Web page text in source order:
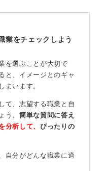
評価を左右する
語り方次第で十分に評
です。
説明すると説得力が
なります。
業をチェックしよう
を選ぶことが大切で
と、イメージとのギャ
まいます。
て、志望する職業と自
う。簡単な質問に答え
分析して、 ぴったりの
自分がどんな職業に適